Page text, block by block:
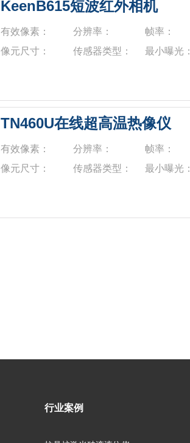
KeenB615短波红外相机
有效像素： 分辨率： 帧率：
像元尺寸：
传感器类型： 最小曝光：
TN460U在线超高温热像仪
有效像素： 分辨率： 帧率：
像元尺寸：
传感器类型： 最小曝光：
行业案例